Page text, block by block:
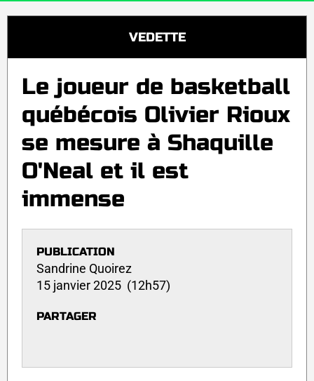
VEDETTE
Le joueur de basketball
québécois Olivier Rioux
se mesure à Shaquille
O'Neal et il est
immense
PUBLICATION
Sandrine Quoirez
15 janvier 2025 (12h57)
PARTAGER